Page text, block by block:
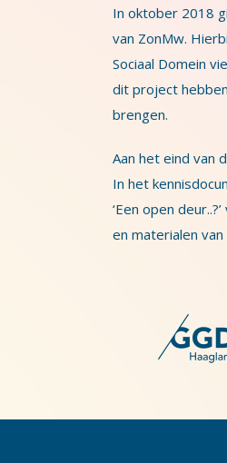
In oktober 2018
van ZonMw.
Sociaal Domein
dit project
brengen.
Aan het eind van
In het
‘Een open
en materialen